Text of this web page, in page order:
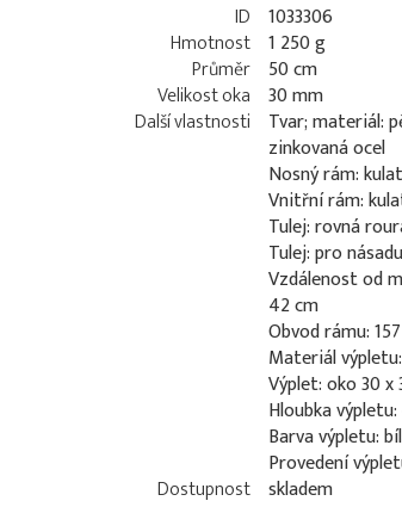
ID 1033306
Hmotnost 1 250 g
Průměr 50 cm
Velikost oka 30 mm
Další vlastnosti
Tvar; materiál:
zinkovaná ocel
Nosný rám:
Vnitřní rám:
Tulej: rovná
Tulej: pro
Vzdálenost od
42 cm
Obvod rámu:
Materiál
Výplet: oko 30
Hloubka
Barva výpletu:
Provedení
Dostupnost skladem